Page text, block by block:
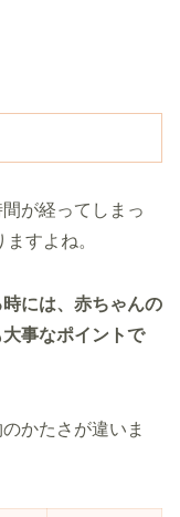
が経ってしまっ
すよね。
には、赤ちゃんの
事なポイントで
かたさが違いま